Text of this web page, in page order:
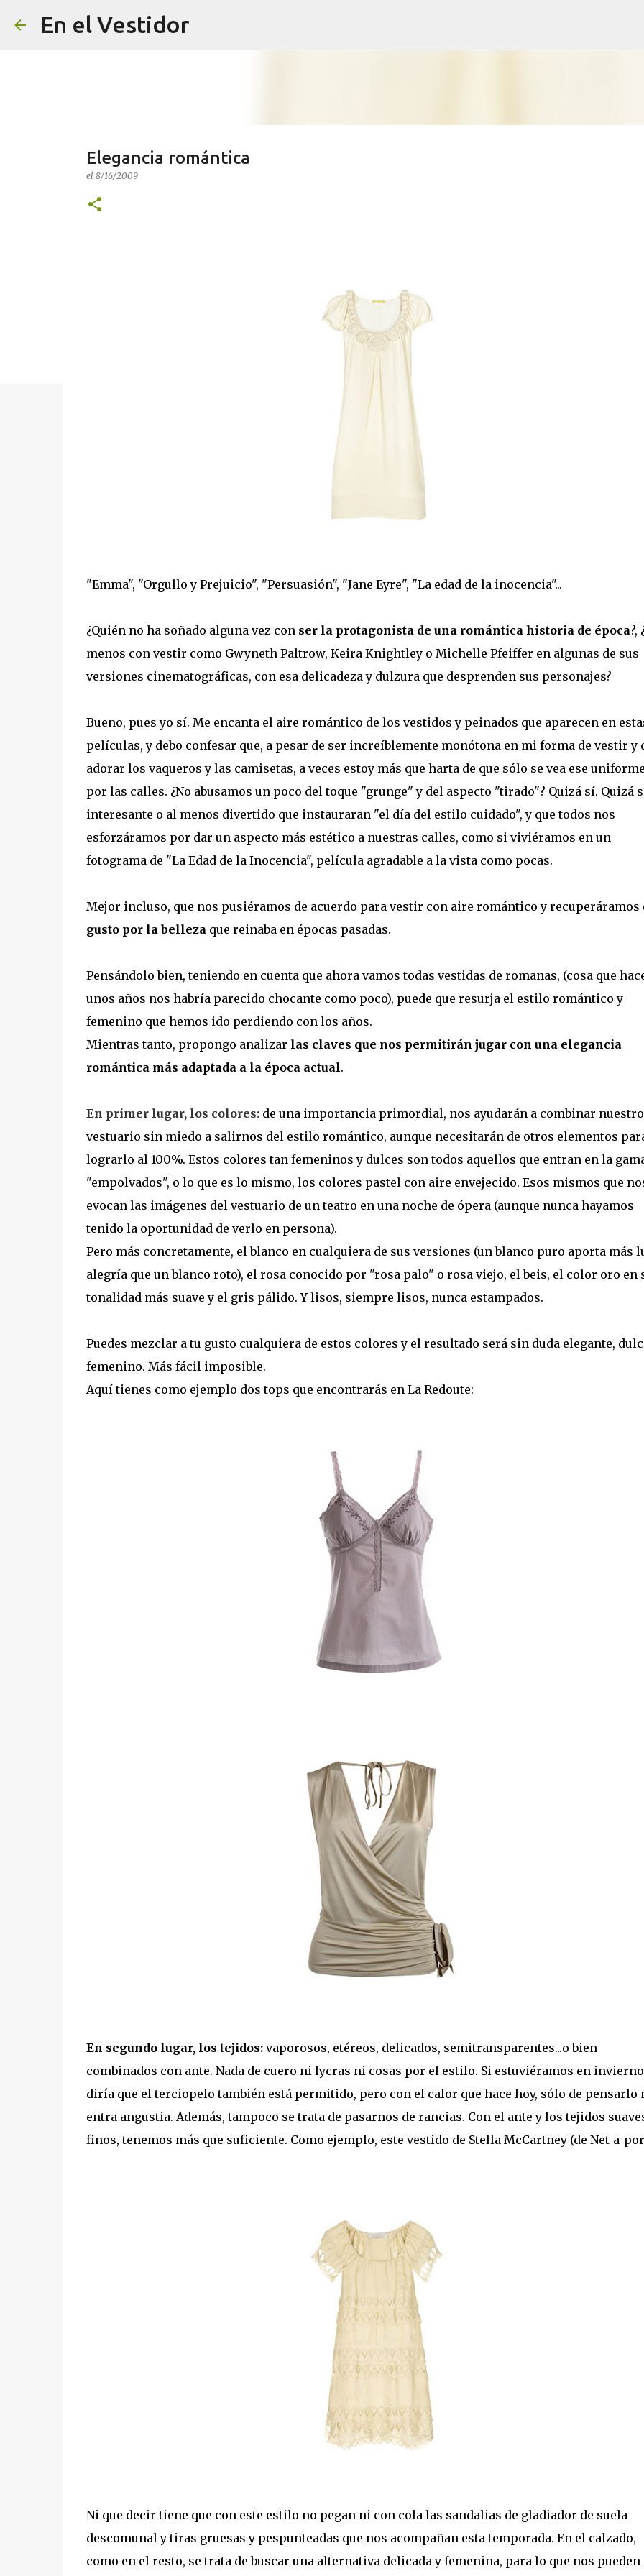
En el Vestidor
Elegancia romántica
el 8/16/2009
"Emma", "Orgullo y Prejuicio", "Persuasión", "Jane Eyre", "La edad de la inocencia"...
¿Quién no ha soñado alguna vez con ser la protagonista de una romántica historia de época?,
menos con vestir como Gwyneth Paltrow, Keira Knightley o Michelle Pfeiffer en algunas de sus
versiones cinematográficas, con esa delicadeza y dulzura que desprenden sus personajes?
Bueno, pues yo sí. Me encanta el aire romántico de los vestidos y peinados que aparecen en
películas, y debo confesar que, a pesar de ser increíblemente monótona en mi forma de vestir y
adorar los vaqueros y las camisetas, a veces estoy más que harta de que sólo se vea ese uniforme
por las calles. ¿No abusamos un poco del toque "grunge" y del aspecto "tirado"? Quizá sí. Quizá
interesante o al menos divertido que instauraran "el día del estilo cuidado", y que todos nos
esforzáramos por dar un aspecto más estético a nuestras calles, como si viviéramos en un
fotograma de "La Edad de la Inocencia", película agradable a la vista como pocas.
Mejor incluso, que nos pusiéramos de acuerdo para vestir con aire romántico y recuperáramos
gusto por la bellezaque reinaba en épocas pasadas.
Pensándolo bien, teniendo en cuenta que ahora vamos todas vestidas de romanas, (cosa que
unos años nos habría parecido chocante como poco), puede que resurja el estilo romántico y
femenino que hemos ido perdiendo con los años.
Mientras tanto, propongo analizar las claves que nos permitirán jugar con una elegancia
romántica más adaptada a la época actual.
En primer lugar, los colores:de una importancia primordial, nos ayudarán a combinar nuestro
vestuario sin miedo a salirnos del estilo romántico, aunque necesitarán de otros elementos
lograrlo al 100%. Estos colores tan femeninos y dulces son todos aquellos que entran en la
"empolvados", o lo que es lo mismo, los colores pastel con aire envejecido. Esos mismos que
evocan las imágenes del vestuario de un teatro en una noche de ópera (aunque nunca hayamos
tenido la oportunidad de verlo en persona).
Pero más concretamente, el blanco en cualquiera de sus versiones (un blanco puro aporta más
alegría que un blanco roto), el rosa conocido por "rosa palo" o rosa viejo, el beis, el color oro en
tonalidad más suave y el gris pálido. Y lisos, siempre lisos, nunca estampados.
Puedes mezclar a tu gusto cualquiera de estos colores y el resultado será sin duda elegante,
femenino. Más fácil imposible.
Aquí tienes como ejemplo dos tops que encontrarás en La Redoute:
En segundo lugar, los tejidos:vaporosos, etéreos, delicados, semitransparentes...o bien
combinados con ante. Nada de cuero ni lycras ni cosas por el estilo. Si estuviéramos en invierno
diría que el terciopelo también está permitido, pero con el calor que hace hoy, sólo de pensarlo
entra angustia. Además, tampoco se trata de pasarnos de rancias. Con el ante y los tejidos
finos, tenemos más que suficiente. Como ejemplo, este vestido de Stella McCartney (de Net-a-
Ni que decir tiene que con este estilo no pegan ni con cola las sandalias de gladiador de suela
descomunal y tiras gruesas y pespunteadas que nos acompañan esta temporada. En el calzado,
como en el resto, se trata de buscar una alternativa delicada y femenina, para lo que nos pueden